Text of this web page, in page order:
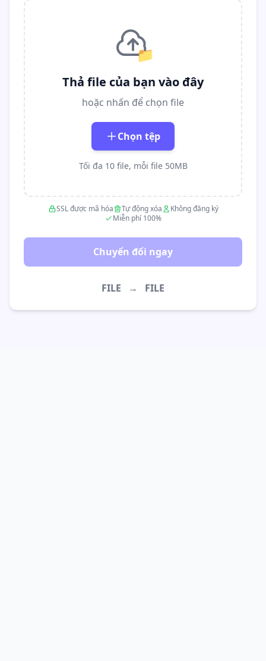
📁
Thả file của bạn vào đây
hoặc nhấn để chọn file
Chọn tệp
Tối đa 10 file, mỗi file 50MB
SSL được mã hóa Tự động xóa
Không đăng ký
Miễn phí 100%
Chuyển đổi ngay
FILE → FILE